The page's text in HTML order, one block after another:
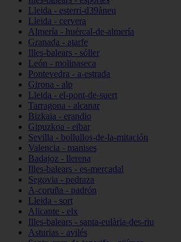
Lleida - esterri-d39àneu
Lleida - cervera
Almería - huércal-de-almería
Granada - atarfe
Illes-balears - sóller
León - molinaseca
Pontevedra - a-estrada
Girona - alp
Lleida - el-pont-de-suert
Tarragona - alcanar
Bizkaia - erandio
Gipuzkoa - eibar
Sevilla - bollullos-de-la-mitación
Valencia - manises
Badajoz - llerena
Illes-balears - es-mercadal
Segovia - pedraza
A-coruña - padrón
Lleida - sort
Alicante - elx
Illes-balears - santa-eulària-des-riu
Asturias - avilés